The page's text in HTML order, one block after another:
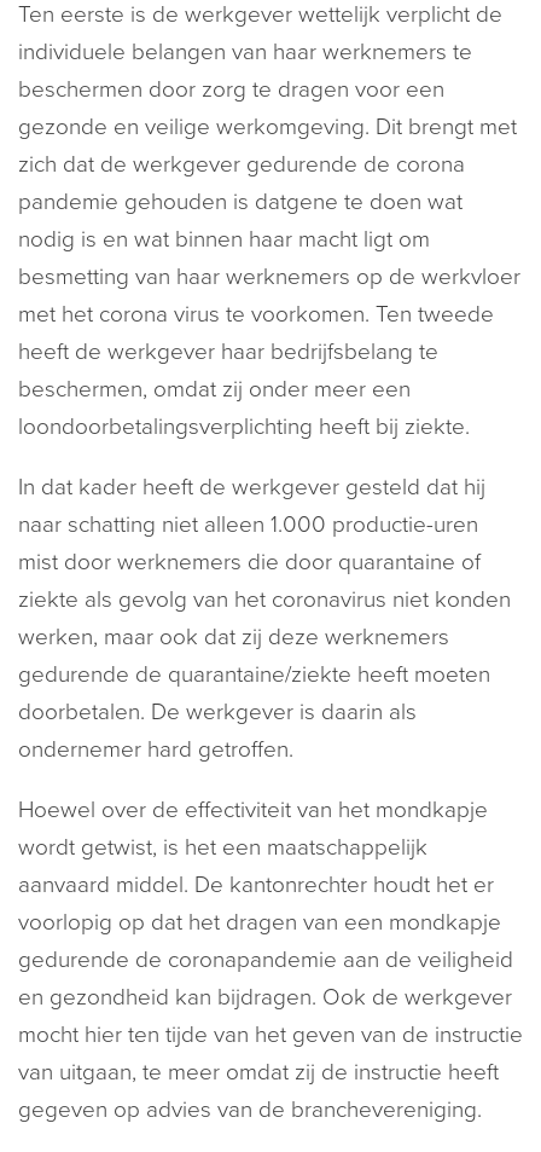
Ten eerste is de werkgever wettelijk verplicht de
individuele belangen van haar werknemers te
beschermen door zorg te dragen voor een
gezonde en veilige werkomgeving. Dit brengt met
zich dat de werkgever gedurende de corona
pandemie gehouden is datgene te doen wat
nodig is en wat binnen haar macht ligt om
besmetting van haar werknemers op de werkvloer
met het corona virus te voorkomen. Ten tweede
heeft de werkgever haar bedrijfsbelang te
beschermen, omdat zij onder meer een
loondoorbetalingsverplichting heeft bij ziekte.
In dat kader heeft de werkgever gesteld dat hij
naar schatting niet alleen 1.000 productie-uren
mist door werknemers die door quarantaine of
ziekte als gevolg van het coronavirus niet konden
werken, maar ook dat zij deze werknemers
gedurende de quarantaine/ziekte heeft moeten
doorbetalen. De werkgever is daarin als
ondernemer hard getroffen.
Hoewel over de effectiviteit van het mondkapje
wordt getwist, is het een maatschappelijk
aanvaard middel. De kantonrechter houdt het er
voorlopig op dat het dragen van een mondkapje
gedurende de coronapandemie aan de veiligheid
en gezondheid kan bijdragen. Ook de werkgever
mocht hier ten tijde van het geven van de instructie
van uitgaan, te meer omdat zij de instructie heeft
gegeven op advies van de branchevereniging.